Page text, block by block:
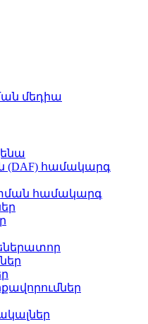
մեդիա
(DAF) համակարգ
համակարգ